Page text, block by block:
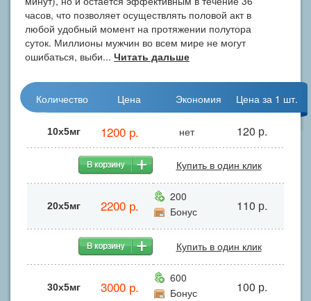
часов, что позволяет осуществлять половой акт в
любой удобный момент на протяжении полутора
суток. Миллионы мужчин во всем мире не могут
ошибаться, выби... Читать дальше
Количество Цена Экономия Цена за 1 шт.
10х5мг 1200 р. нет 120 р.
Купить в один клик
20х5мг 2200 р.
200
Бонус
110 р.
Купить в один клик
30х5мг 3000 р.
600
Бонус
100 р.